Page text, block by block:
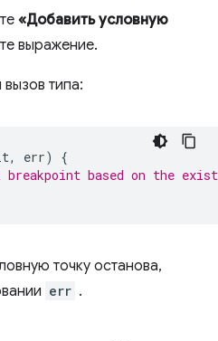
«Добавить условную
выражение.
типа:
, err)
{
based on the
точку останова,
err .